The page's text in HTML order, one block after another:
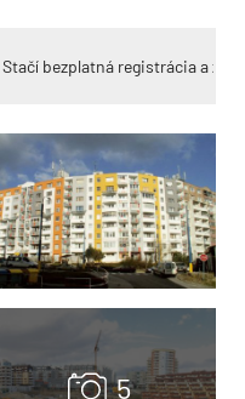
Stačí bezplatná registrácia a